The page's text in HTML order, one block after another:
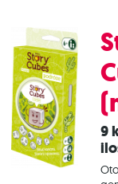
9 kości, 54 obrazy, nieskończona